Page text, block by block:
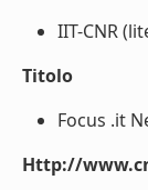
IIT-CNR
Titolo
Focus .it
Http://